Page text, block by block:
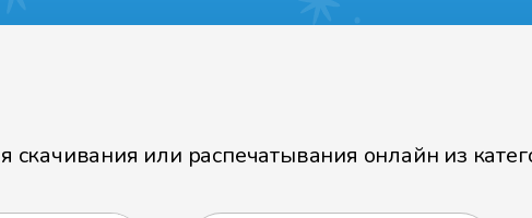
или распечатывания онлайн из